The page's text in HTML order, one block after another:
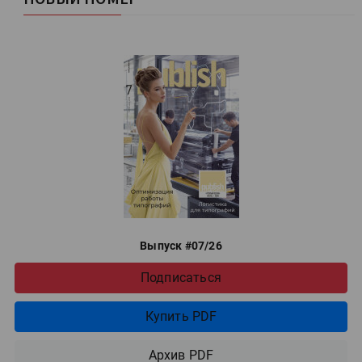
Выпуск #07/26
Подписаться
Купить PDF
Архив PDF